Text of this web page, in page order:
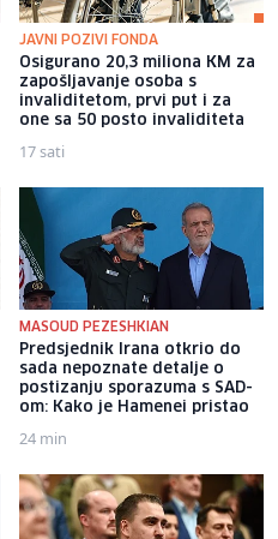
JAVNI POZIVI FONDA
Osigurano 20,3 miliona KM za
zapošljavanje osoba s
invaliditetom, prvi put i za
one sa 50 posto invaliditeta
17 sati
MASOUD PEZESHKIAN
Predsjednik Irana otkrio do
sada nepoznate detalje o
postizanju sporazuma s SAD-
om: Kako je Hamenei pristao
24 min